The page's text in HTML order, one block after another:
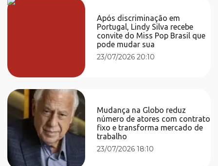
Após discriminação em
Portugal, Lindy Silva recebe
convite do Miss Pop Brasil que
pode mudar sua
23/07/2026 20:10
Mudança na Globo reduz
número de atores com contrato
fixo e transforma mercado de
trabalho
23/07/2026 18:10